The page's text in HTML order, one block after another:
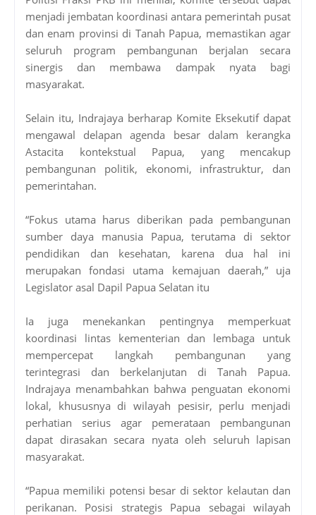
menjadi jembatan koordinasi antara pemerintah pusat
dan enam provinsi di Tanah Papua, memastikan agar
seluruh program pembangunan berjalan secara
sinergis dan membawa dampak nyata bagi
masyarakat.
Selain itu, Indrajaya berharap Komite Eksekutif dapat
mengawal delapan agenda besar dalam kerangka
Astacita kontekstual Papua, yang mencakup
pembangunan politik, ekonomi, infrastruktur, dan
pemerintahan.
“Fokus utama harus diberikan pada pembangunan
sumber daya manusia Papua, terutama di sektor
pendidikan dan kesehatan, karena dua hal ini
merupakan fondasi utama kemajuan daerah,” uja
Legislator asal Dapil Papua Selatan itu
Ia juga menekankan pentingnya memperkuat
koordinasi lintas kementerian dan lembaga untuk
mempercepat langkah pembangunan yang
terintegrasi dan berkelanjutan di Tanah Papua.
Indrajaya menambahkan bahwa penguatan ekonomi
lokal, khususnya di wilayah pesisir, perlu menjadi
perhatian serius agar pemerataan pembangunan
dapat dirasakan secara nyata oleh seluruh lapisan
masyarakat.
“Papua memiliki potensi besar di sektor kelautan dan
perikanan. Posisi strategis Papua sebagai wilayah